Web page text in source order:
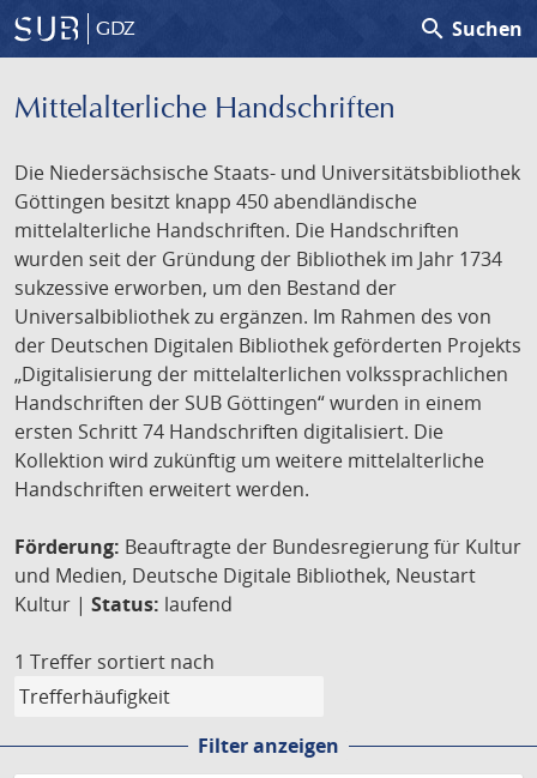
GDZ search Suchen
Mittelalterliche Handschriften
Die Niedersächsische Staats- und Universitätsbibliothek
Göttingen besitzt knapp 450 abendländische
mittelalterliche Handschriften. Die Handschriften
wurden seit der Gründung der Bibliothek im Jahr 1734
sukzessive erworben, um den Bestand der
Universalbibliothek zu ergänzen. Im Rahmen des von
der Deutschen Digitalen Bibliothek geförderten Projekts
„Digitalisierung der mittelalterlichen volkssprachlichen
Handschriften der SUB Göttingen“ wurden in einem
ersten Schritt 74 Handschriften digitalisiert. Die
Kollektion wird zukünftig um weitere mittelalterliche
Handschriften erweitert werden.
Förderung: Beauftragte der Bundesregierung für Kultur
und Medien, Deutsche Digitale Bibliothek, Neustart
Kultur | Status: laufend
1 Treffer sortiert nach
Filter anzeigen